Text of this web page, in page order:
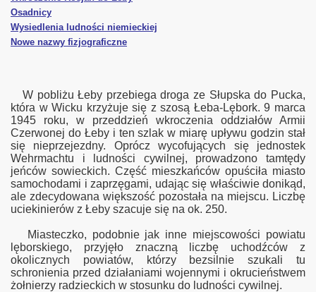
Osadnicy
Wysiedlenia ludności niemieckiej
Nowe nazwy fizjograficzne
W pobliżu Łeby przebiega droga ze Słupska do Pucka,
która w Wicku krzyżuje się z szosą Łeba-Lębork. 9 marca
1945 roku, w przeddzień wkroczenia oddziałów Armii
Czerwonej do Łeby i ten szlak w miarę upływu godzin stał
się nieprzejezdny. Oprócz wycofujących się jednostek
Wehrmachtu i ludności cywilnej, prowadzono tamtędy
jeńców sowieckich. Część mieszkańców opuściła miasto
samochodami i zaprzęgami, udając się właściwie donikąd,
ale zdecydowana większość pozostała na miejscu. Liczbę
uciekinierów z Łeby szacuje się na ok. 250.
Miasteczko, podobnie jak inne miejscowości powiatu
lęborskiego, przyjęło znaczną liczbę uchodźców z
okolicznych powiatów, którzy bezsilnie szukali tu
schronienia przed działaniami wojennymi i okrucieństwem
żołnierzy radzieckich w stosunku do ludności cywilnej.
II